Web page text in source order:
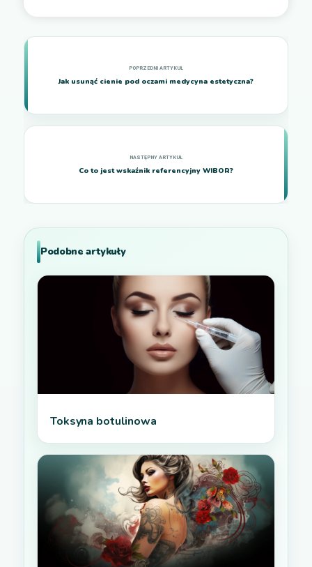
Jak usunąć cienie pod oczami medycyna estetyczna?
Co to jest wskaźnik referencyjny WIBOR?
Podobne artykuły
Toksyna botulinowa